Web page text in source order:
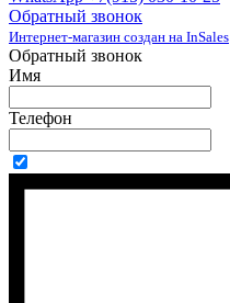
Обратный звонок
Интернет-магазин создан на InSales
Обратный звонок
Имя
Телефон